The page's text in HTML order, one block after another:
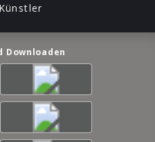
Downloaden